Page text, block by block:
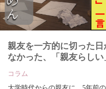
親友を一方的に切った
なかった、「親友らしい
コラム